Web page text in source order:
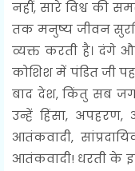
नहीं, सारे विश्व की
तक मनुष्य जीवन
व्यक्त करती है। दंगे
कोशिश में पंडित जी
बाद देश, किंतु सब
उन्हें हिंसा,
आतंकवादी,
आतंकवादी! धरती